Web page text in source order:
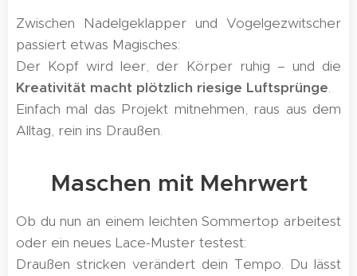
Zwischen Nadelgeklapper und Vogelgezwitscher
passiert etwas Magisches:
Der Kopf wird leer, der Körper ruhig – und die
Kreativität macht plötzlich riesige Luftsprünge.
Einfach mal das Projekt mitnehmen, raus aus dem
Alltag, rein ins Draußen.
🧶 Maschen mit Mehrwert
Ob du nun an einem leichten Sommertop arbeitest
oder ein neues Lace-Muster testest:
Draußen stricken verändert dein Tempo. Du lässt